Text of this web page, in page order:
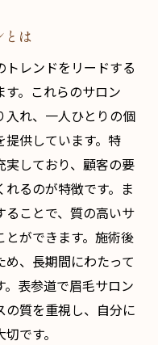
とは
レンドをリードする
。これらのサロン
入れ、一人ひとりの個
供しています。特
実しており、顧客の要
るのが特徴です。ま
ることで、質の高いサ
ができます。施術後
、長期間にわたって
表参道で眉毛サロン
の質を重視し、自分に
です。